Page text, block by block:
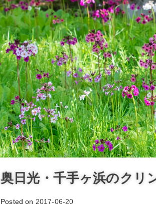
奥日光・千手ヶ浜のクリ
Posted on 2017-06-20